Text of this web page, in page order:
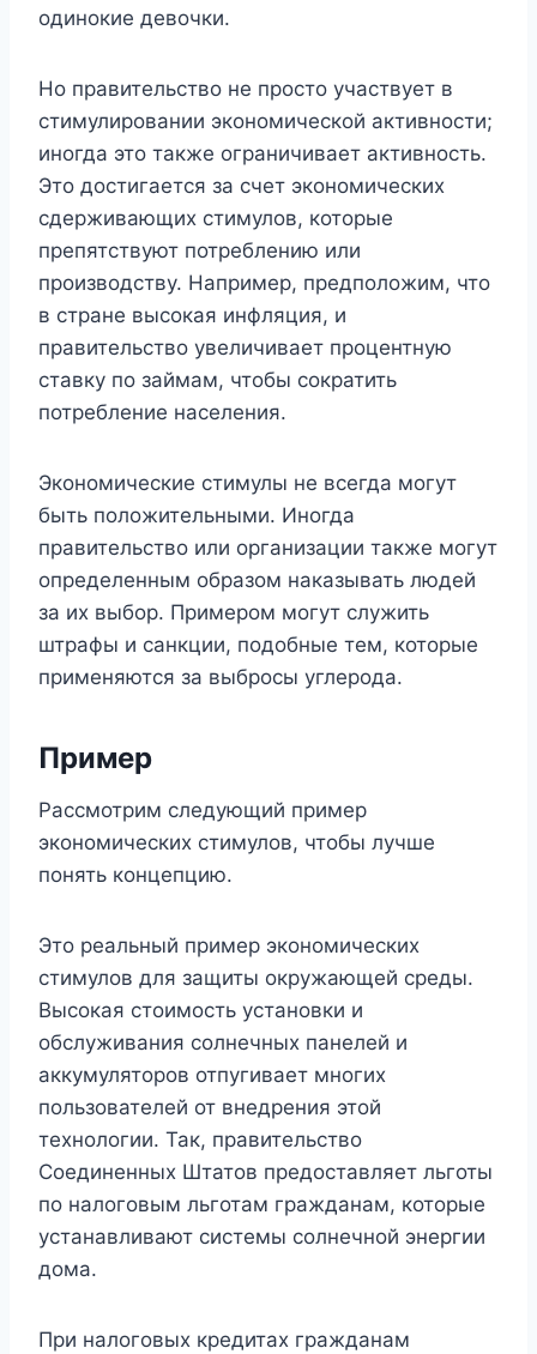
одинокие девочки.
Но правительство не просто участвует в
стимулировании экономической активности;
иногда это также ограничивает активность.
Это достигается за счет экономических
сдерживающих стимулов, которые
препятствуют потреблению или
производству. Например, предположим, что
в стране высокая инфляция, и
правительство увеличивает процентную
ставку по займам, чтобы сократить
потребление населения.
Экономические стимулы не всегда могут
быть положительными. Иногда
правительство или организации также могут
определенным образом наказывать людей
за их выбор. Примером могут служить
штрафы и санкции, подобные тем, которые
применяются за выбросы углерода.
Пример
Рассмотрим следующий пример
экономических стимулов, чтобы лучше
понять концепцию.
Это реальный пример экономических
стимулов для защиты окружающей среды.
Высокая стоимость установки и
обслуживания солнечных панелей и
аккумуляторов отпугивает многих
пользователей от внедрения этой
технологии. Так, правительство
Соединенных Штатов предоставляет льготы
по налоговым льготам гражданам, которые
устанавливают системы солнечной энергии
дома.
При налоговых кредитах гражданам